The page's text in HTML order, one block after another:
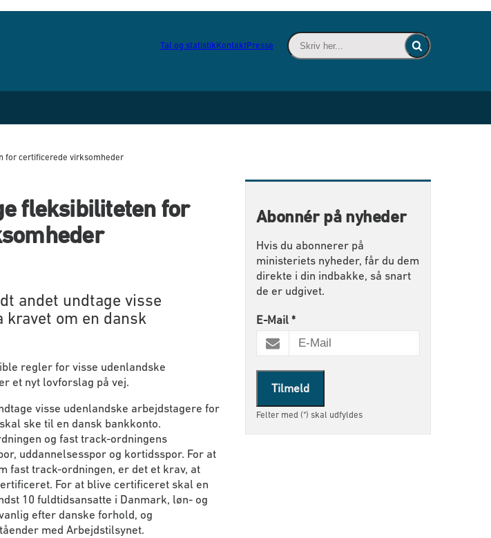
Tal og statistikKontaktPresse
Skriv her... - Indsæt søgeord for at søge
Fold søgefelt ind
for certificerede virksomheder
fleksibiliteten for
andet undtage visse
kravet om en dansk
regler for visse udenlandske
et nyt lovforslag på vej.
visse udenlandske arbejdstagere for
ske til en dansk bankkonto.
og fast track-ordningens
uddannelsesspor og kortidsspor. For at
fast track-ordningen, er det et krav, at
For at blive certificeret skal en
10 fuldtidsansatte i Danmark, løn- og
efter danske forhold, og
med Arbejdstilsynet.
Abonnér på nyheder
Hvis du abonnerer på
ministeriets nyheder, får du dem
direkte i din indbakke, så snart
de er udgivet.
E-Mail *
Tilmeld
Felter med (*) skal udfyldes